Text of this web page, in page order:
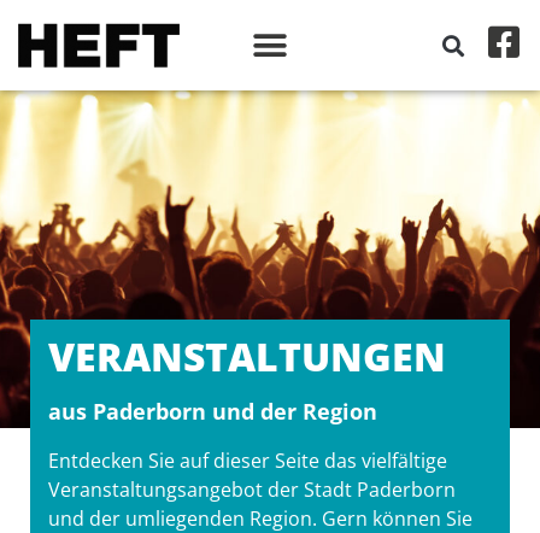
VERANSTALT­UNGEN
aus Paderborn und der Region
Entdecken Sie auf dieser Seite das vielfältige
Veranstaltungsangebot der Stadt Paderborn
und der umliegenden Region. Gern können Sie